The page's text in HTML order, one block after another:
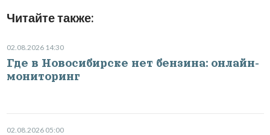
Читайте также:
02.08.2026 14:30
Где в Новосибирске нет бензина: онлайн-
мониторинг
02.08.2026 05:00